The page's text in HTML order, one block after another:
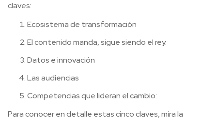
claves:
Ecosistema de transformación
El contenido manda, sigue siendo el rey.
Datos e innovación
Las audiencias
Competencias que lideran el cambio:
Para conocer en detalle estas cinco claves, mira la